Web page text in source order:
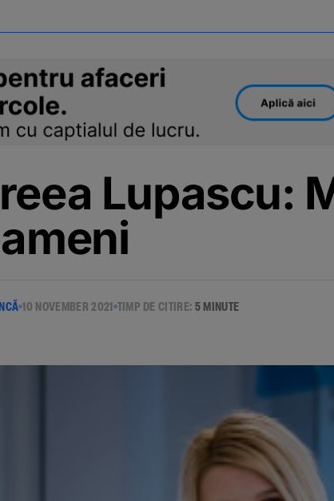
Lupascu:
10 NOVEMBER 2021 TIMP DE CITIRE: 5 MINUTE